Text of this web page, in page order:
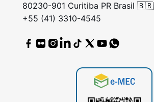
80230-901 Curitiba PR Brasil 🇧🇷
+55 (41) 3310-4545